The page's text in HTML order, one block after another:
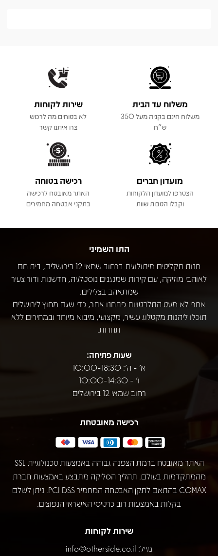
משלוח עד הבית
משלוח חינם בקניה מעל 350
ש"ח
שירות לקוחות
לא בטוחים מה לרכוש
צרו איתנו קשר
מועדון חברים
הצטרפו למועדון הלקוחות
וקבלו הטבות שוות
רכישה בטוחה
האתר מאובטח לרכישה
בתקני אבטחה מחמירים
התו השמיני
חנות תקליטים מיתולוגית ברחוב שמאי 12 בירושלים, בית חם
לאוהבי מוזיקה, עם קירות שמנגנים נוסטלגיה, חדשנות ודור צעיר
שמתאהב בצלילים.
אחרי לא מעט התלבטויות פתחנו אתר, כדי שגם מחוץ לירושלים
תוכלו ליהנות מקטלוג עשיר, מקצועי, מיבוא מיוחד ובמחירים ללא
תחרות.
שעות פתיחה:
א' - ה': 10:00-18:30
ו' - 10:00-14:30
רחוב שמאי 12 בירושלים
רכישה מאובטחת
האתר מאובטח ברמת הצפנה גבוהה באמצעות טכנולוגיית SSL
מהמתקדמות בעולם. תהליך הסליקה מתבצע באמצעות חברת
COMAX בהתאם לתקן האבטחה המחמיר PCI DSS. ניתן לשלם
בקלות באמצעות רוב כרטיסי האשראי הנפוצים.
שירות לקוחות
מייל: info@otherside.co.il